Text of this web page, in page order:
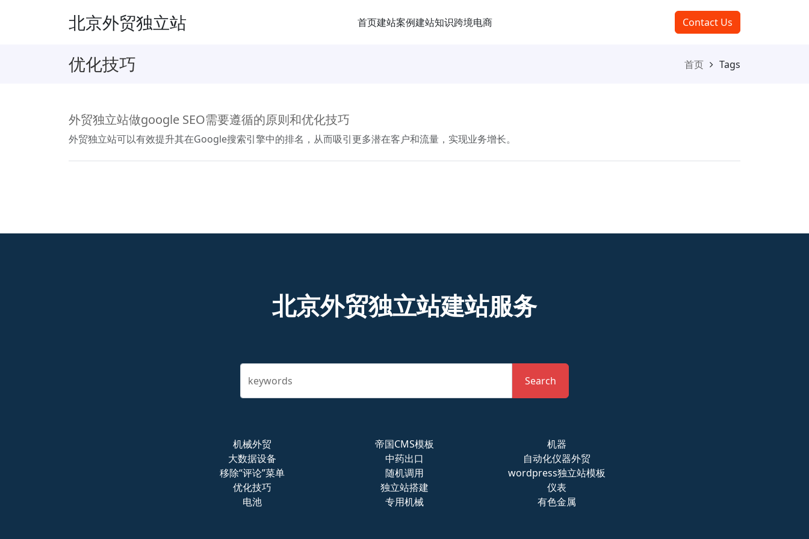
北京外贸独立站 首页建站案例建站知识跨境电商 Contact Us
优化技巧 首页 Tags
外贸独立站做google SEO需要遵循的原则和优化技巧
外贸独立站可以有效提升其在Google搜索引擎中的排名，从而吸引更多潜在客户和流量，实现业务增长。
北京外贸独立站建站服务
keywords Search
机械外贸 帝国CMS模板
机器
大数据设备
中药出口
自动化仪器外贸
移除“评论”菜单
随机调用
wordpress独立站模板
优化技巧
独立站搭建
仪表
电池
专用机械 有色金属